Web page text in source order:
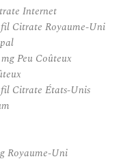
Internet
Citrate Royaume-Uni
Peu Coûteux
Citrate États-Unis
Royaume-Uni